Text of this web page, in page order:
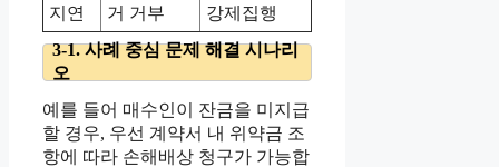
지연
거 거부
강제집행
3-1. 사례 중심 문제 해결 시나리
오
예를 들어 매수인이 잔금을 미지급
할 경우, 우선 계약서 내 위약금 조
항에 따라 손해배상 청구가 가능합